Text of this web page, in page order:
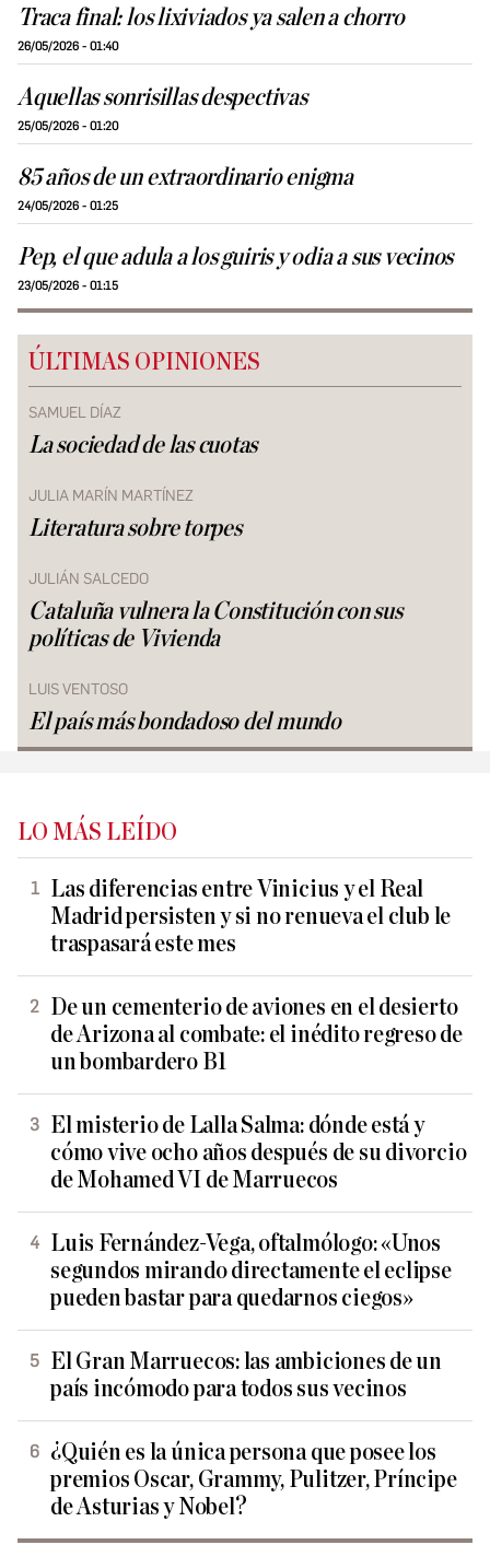
Traca final: los lixiviados ya salen a chorro
26/05/2026 - 01:40
Aquellas sonrisillas despectivas
25/05/2026 - 01:20
85 años de un extraordinario enigma
24/05/2026 - 01:25
Pep, el que adula a los guiris y odia a sus vecinos
23/05/2026 - 01:15
ÚLTIMAS OPINIONES
SAMUEL DÍAZ
La sociedad de las cuotas
JULIA MARÍN MARTÍNEZ
Literatura sobre torpes
JULIÁN SALCEDO
Cataluña vulnera la Constitución con sus
políticas de Vivienda
LUIS VENTOSO
El país más bondadoso del mundo
LO MÁS LEÍDO
Las diferencias entre Vinicius y el Real
Madrid persisten y si no renueva el club le
traspasará este mes
De un cementerio de aviones en el desierto
de Arizona al combate: el inédito regreso de
un bombardero B1
El misterio de Lalla Salma: dónde está y
cómo vive ocho años después de su divorcio
de Mohamed VI de Marruecos
Luis Fernández-Vega, oftalmólogo: «Unos
segundos mirando directamente el eclipse
pueden bastar para quedarnos ciegos»
El Gran Marruecos: las ambiciones de un
país incómodo para todos sus vecinos
¿Quién es la única persona que posee los
premios Oscar, Grammy, Pulitzer, Príncipe
de Asturias y Nobel?